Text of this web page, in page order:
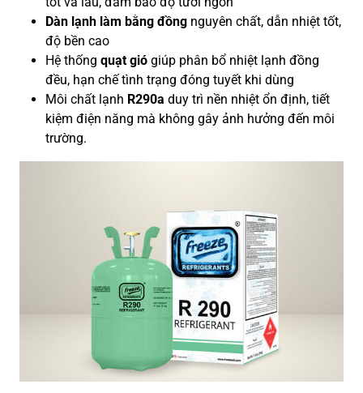
Dàn lạnh làm bằng đồng nguyên chất, dẫn nhiệt tốt,
độ bền cao
Hệ thống quạt gió giúp phân bổ nhiệt lạnh đồng
đều, hạn chế tình trạng đóng tuyết khi dùng
Môi chất lạnh R290a duy trì nền nhiệt ổn định, tiết
kiệm điện năng mà không gây ảnh hưởng đến môi
trường.